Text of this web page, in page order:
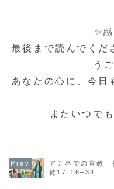
いう大きな権力者
訪問の裏で、神さ
まは福音のため
んなに巧
の中にも
ことを教
12〜22
パウロを
する恐ろ
が企て
✨
最後まで読んでくだ
う
あなたの心に、今日
またいつで
アテネでの宣教｜
徒17:16–34